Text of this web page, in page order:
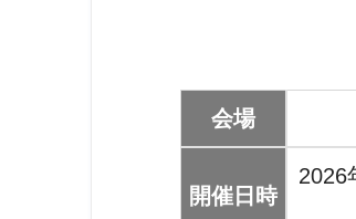
会場
開催日時
2026